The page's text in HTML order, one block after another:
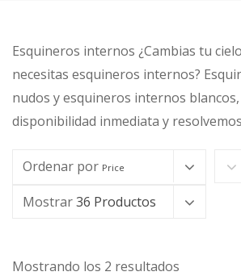
Esquineros internos ¿Cambias tu
necesitas esquineros internos?
nudos y esquineros internos
disponibilidad inmediata y
Ordenar por Price
Mostrar36 Productos
Mostrando los 2 resultados